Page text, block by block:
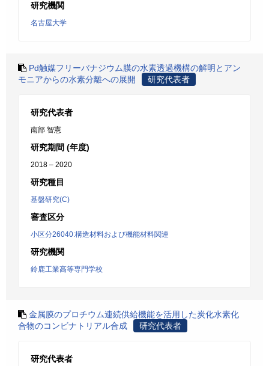
研究機関
名古屋大学
Pd触媒フリーバナジウム膜の水素透過機構の解明とアン
モニアからの水素分離への展開
研究代表者
研究代表者
南部 智憲
研究期間 (年度)
2018 – 2020
研究種目
基盤研究(C)
審査区分
小区分26040:構造材料および機能材料関連
研究機関
鈴鹿工業高等専門学校
金属膜のプロチウム連続供給機能を活用した炭化水素化
合物のコンビナトリアル合成
研究代表者
研究代表者